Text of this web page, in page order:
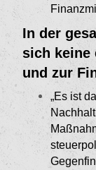
In der
sich keine
und zur
„Es ist